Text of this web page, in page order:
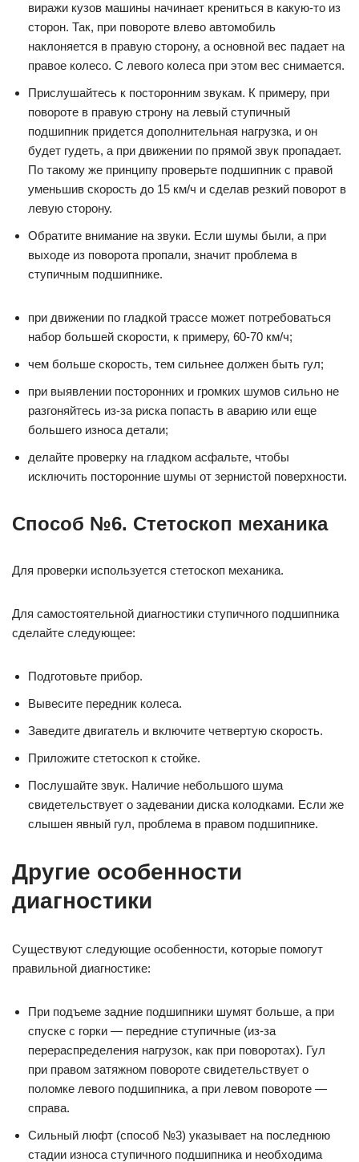
виражи кузов машины начинает крениться в какую-то из
сторон. Так, при повороте влево автомобиль
наклоняется в правую сторону, а основной вес падает на
правое колесо. С левого колеса при этом вес снимается.
Прислушайтесь к посторонним звукам. К примеру, при
повороте в правую строну на левый ступичный
подшипник придется дополнительная нагрузка, и он
будет гудеть, а при движении по прямой звук пропадает.
По такому же принципу проверьте подшипник с правой
уменьшив скорость до 15 км/ч и сделав резкий поворот в
левую сторону.
Обратите внимание на звуки. Если шумы были, а при
выходе из поворота пропали, значит проблема в
ступичным подшипнике.
при движении по гладкой трассе может потребоваться
набор большей скорости, к примеру, 60-70 км/ч;
чем больше скорость, тем сильнее должен быть гул;
при выявлении посторонних и громких шумов сильно не
разгоняйтесь из-за риска попасть в аварию или еще
большего износа детали;
делайте проверку на гладком асфальте, чтобы
исключить посторонние шумы от зернистой поверхности.
Способ №6. Стетоскоп механика
Для проверки используется стетоскоп механика.
Для самостоятельной диагностики ступичного подшипника
сделайте следующее:
Подготовьте прибор.
Вывесите передник колеса.
Заведите двигатель и включите четвертую скорость.
Приложите стетоскоп к стойке.
Послушайте звук. Наличие небольшого шума
свидетельствует о задевании диска колодками. Если же
слышен явный гул, проблема в правом подшипнике.
Другие особенности
диагностики
Существуют следующие особенности, которые помогут
правильной диагностике:
При подъеме задние подшипники шумят больше, а при
спуске с горки — передние ступичные (из-за
перераспределения нагрузок, как при поворотах). Гул
при правом затяжном повороте свидетельствует о
поломке левого подшипника, а при левом повороте —
справа.
Сильный люфт (способ №3) указывает на последнюю
стадии износа ступичного подшипника и необходима